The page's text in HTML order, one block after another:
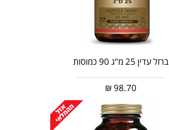
ברזל עדין 25 מ"ג 90 כמוסות
98.70
₪